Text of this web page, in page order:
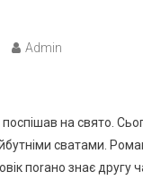
Admin
на свято.
сватами.
поrано знає другу